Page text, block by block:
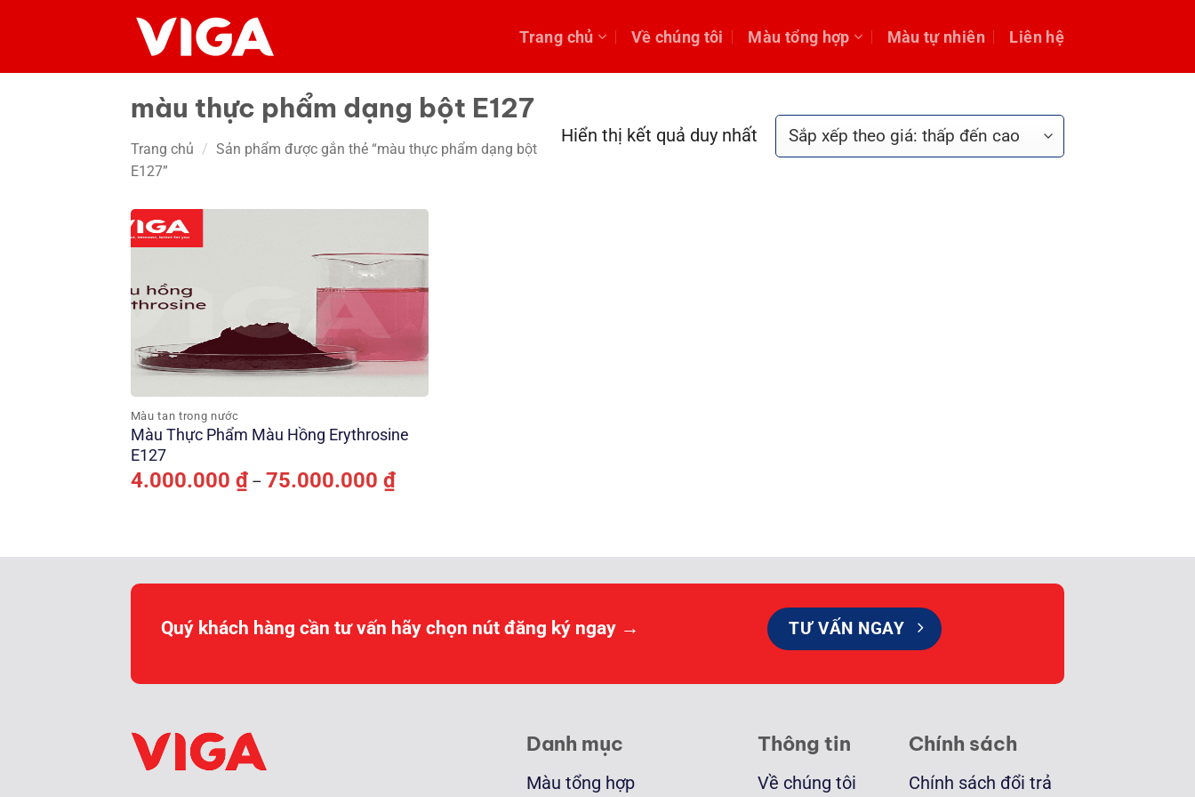
nội
Trang chủ Về chúng tôi Màu tổng hợp Màu tự nhiên Liên hệ
màu thực phẩm dạng bột E127
Trang chủ / Sản phẩm được gắn thẻ “màu thực phẩm dạng bột
E127”
Hiển thị kết quả duy nhất
Màu tan trong nước
Màu Thực Phẩm Màu Hồng Erythrosine
E127
4.000.000 ₫ – 75.000.000 ₫Khoảng
giá:
Quý khách hàng cần tư vấn hãy chọn nút đăng ký ngay → TƯ VẤN NGAY
Danh mục
Màu tổng hợp
Thông tin
Về chúng tôi
Chính sách
Chính sách đổi trả